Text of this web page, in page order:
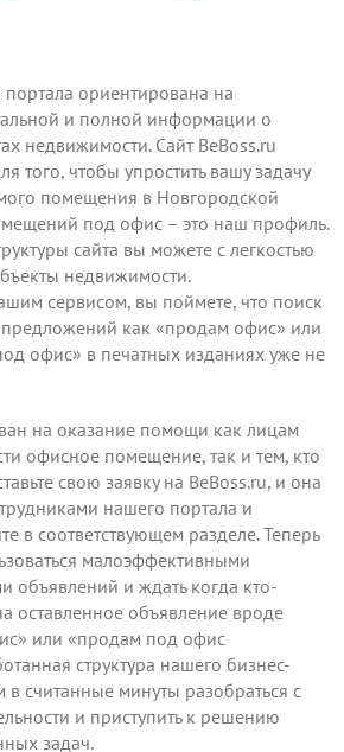
портала ориентирована на
и полной информации о
недвижимости. Сайт BeBoss.ru
того, чтобы упростить вашу задачу
помещения в Новгородской
под офис – это наш профиль.
сайта вы можете с легкостью
недвижимости.
сервисом, вы поймете, что поиск
как «продам офис» или
офис» в печатных изданиях уже не
на оказание помощи как лицам
офисное помещение, так и тем, кто
свою заявкуна BeBoss.ru, и она
нашего портала и
в соответствующем разделе. Теперь
малоэффективными
объявлений и ждать когда кто-
оставленное объявление вроде
или «продам под офис
структура нашего бизнес-
считанные минуты разобраться с
и приступить к решению
задач.